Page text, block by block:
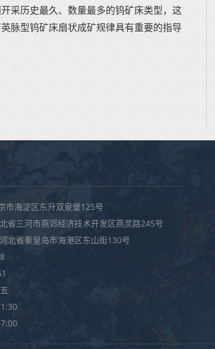
采历史最久、数量最多的钨矿床类型，这
脉型钨矿床扇状成矿规律具有重要的指导
市海淀区东升双泉堡125号
省三河市燕郊经济技术开发区燕灵路245号
北省秦皇岛市海港区东山街130号